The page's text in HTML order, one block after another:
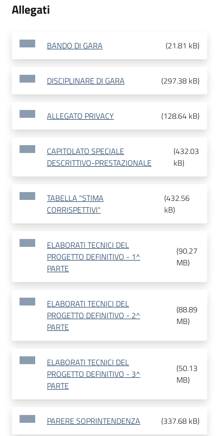
Allegati
BANDO DI GARA (21.81 kB)
DISCIPLINARE DI GARA (297.38 kB)
ALLEGATO PRIVACY (128.64 kB)
CAPITOLATO SPECIALE
DESCRITTIVO-PRESTAZIONALE
(432.03
kB)
TABELLA "STIMA
CORRISPETTIVI"
(432.56
kB)
ELABORATI TECNICI DEL
PROGETTO DEFINITIVO - 1^
PARTE
(90.27
MB)
ELABORATI TECNICI DEL
PROGETTO DEFINITIVO - 2^
PARTE
(88.89
MB)
ELABORATI TECNICI DEL
PROGETTO DEFINITIVO - 3^
PARTE
(50.13
MB)
PARERE SOPRINTENDENZA (337.68 kB)